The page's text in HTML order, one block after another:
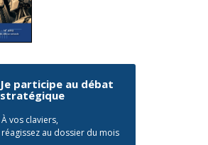
Je participe au débat
stratégique
À vos claviers,
réagissez au dossier du mois